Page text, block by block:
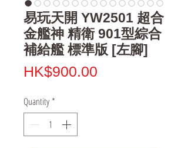
易玩天開 YW2501 超合
金艦神 精衛 901型綜合
補給艦 標準版 [左腳]
HK$900.00
Quantity *